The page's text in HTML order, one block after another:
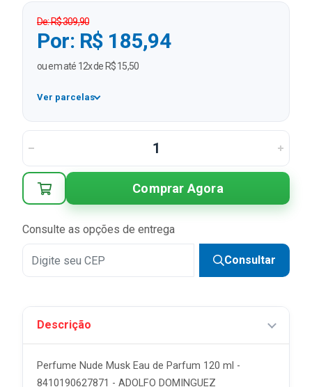
De: R$ 309,90
Por: R$ 185,94
ou em até 12x de R$ 15,50
Ver parcelas
1x R$ 185,94
3x R$ 61,98 sem juros
4x R$ 46,49 sem juros
5x
7x R$ 26,56 sem juros
9x
11x R$ 16,90 sem juros
Comprar Agora
Consulte as opções de entrega
Consultar
Descrição
Perfume Nude Musk Eau de Parfum 120 ml -
8410190627871 - ADOLFO DOMINGUEZ